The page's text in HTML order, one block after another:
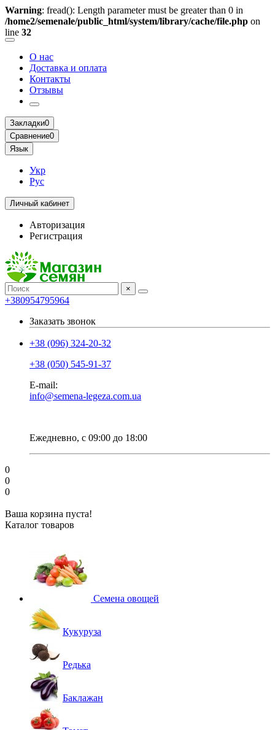
Warning: fread(): Length parameter must be greater than 0 in
/home2/semenale/public_html/system/library/cache/file.php on
line 32
О нас
Доставка и оплата
Контакты
Отзывы
Закладки0
Сравнение0
Язык
Укр
Рус
Личный кабинет
Авторизация
Регистрация
×
+380954795964
Заказать звонок
+38 (096) 324-20-32
+38 (050) 545-91-37
E-mail:
info@semena-legeza.com.ua
Ежедневно, с 09:00 до 18:00
0
0
0
Ваша корзина пуста!
Каталог товаров
Семена овощей
Кукуруза
Редька
Баклажан